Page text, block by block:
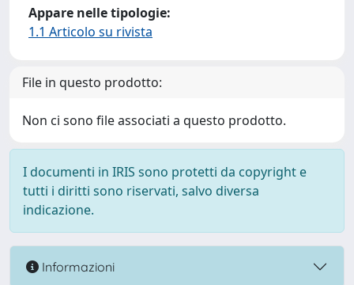
Appare nelle tipologie:
1.1 Articolo su rivista
File in questo prodotto:
Non ci sono file associati a questo prodotto.
I documenti in IRIS sono protetti da copyright e
tutti i diritti sono riservati, salvo diversa
indicazione.
Informazioni